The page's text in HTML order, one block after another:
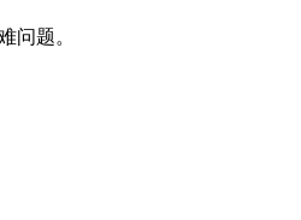
问题。